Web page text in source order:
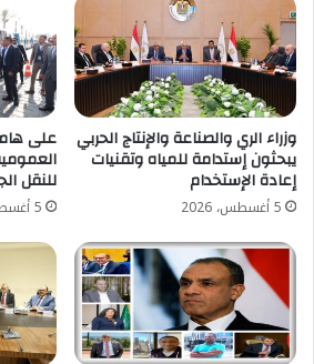
وزراء الري والصناعة والإنتاج الحربي
يبحثون إستدامة للمياه وتقنيات
إعادة الإستخدام
5 أغسطس، 2026
على
للنقل
5 أغسطس، 2026